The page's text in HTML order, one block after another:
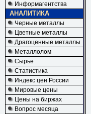
Информагентства
АНАЛИТИКА
Черные металлы
Цветные металлы
Драгоценные металлы
Металлолом
Сырье
Статистика
Индекс цен России
Мировые цены
Цены на биржах
Вопрос месяца